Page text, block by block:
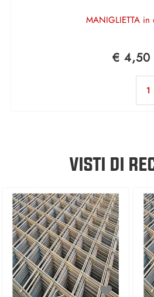
MANIGLIETTA in
€ 4,50
VISTI DI